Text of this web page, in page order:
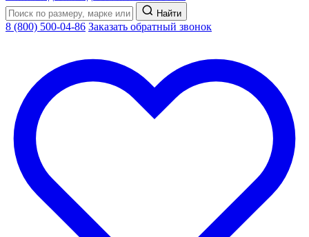
Найти
8 (800) 500-04-86 Заказать обратный звонок